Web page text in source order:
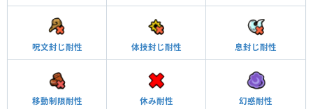
呪文封じ耐性 体技封じ耐性 息封じ耐性
移動制限耐性 休み耐性 幻惑耐性